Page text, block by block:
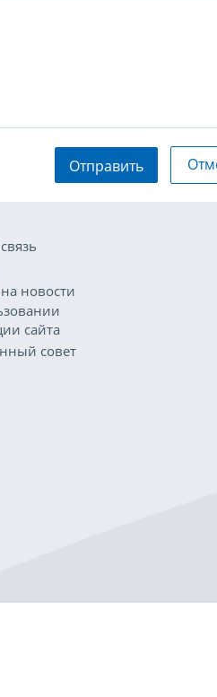
Отправить
новости
сайта
совет